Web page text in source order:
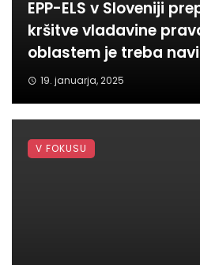
EPP-ELS v Sloveniji
kršitve vladavine
oblastem je treba
19. januarja, 2025
V FOKUSU